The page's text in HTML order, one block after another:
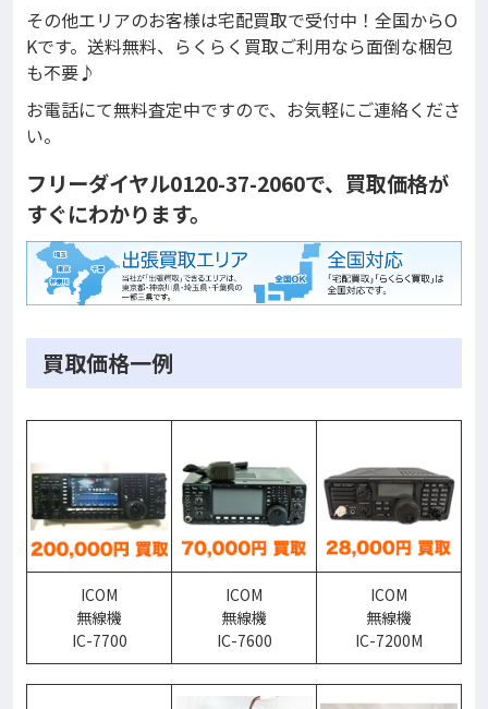
その他エリアのお客様は宅配買取で受付中！全国からO
Kです。送料無料、らくらく買取ご利用なら面倒な梱包
も不要♪
お電話にて無料査定中ですので、お気軽にご連絡くださ
い。
フリーダイヤル0120-37-2060で、買取価格が
すぐにわかります。
買取価格一例
ICOM
無線機
IC-7700
ICOM
無線機
IC-7600
ICOM
無線機
IC-7200M